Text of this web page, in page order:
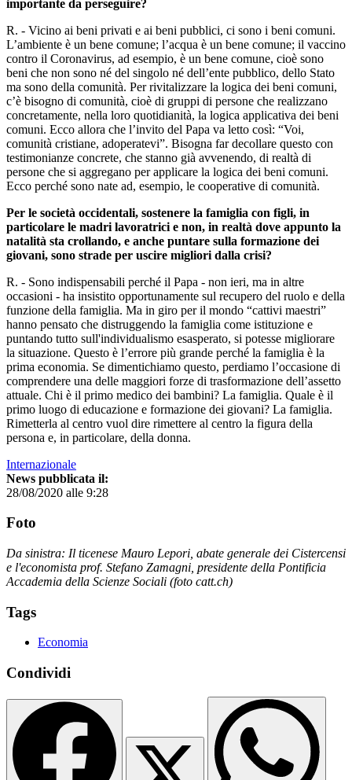
importante da perseguire?
R. - Vicino ai beni privati e ai beni pubblici, ci sono i beni comuni.
L’ambiente è un bene comune; l’acqua è un bene comune; il vaccino
contro il Coronavirus, ad esempio, è un bene comune, cioè sono
beni che non sono né del singolo né dell’ente pubblico, dello Stato
ma sono della comunità. Per rivitalizzare la logica dei beni comuni,
c’è bisogno di comunità, cioè di gruppi di persone che realizzano
concretamente, nella loro quotidianità, la logica applicativa dei beni
comuni. Ecco allora che l’invito del Papa va letto così: “Voi,
comunità cristiane, adoperatevi”. Bisogna far decollare questo con
testimonianze concrete, che stanno già avvenendo, di realtà di
persone che si aggregano per applicare la logica dei beni comuni.
Ecco perché sono nate ad, esempio, le cooperative di comunità.
Per le società occidentali, sostenere la famiglia con figli, in
particolare le madri lavoratrici e non, in realtà dove appunto la
natalità sta crollando, e anche puntare sulla formazione dei
giovani, sono strade per uscire migliori dalla crisi?
R. - Sono indispensabili perché il Papa - non ieri, ma in altre
occasioni - ha insistito opportunamente sul recupero del ruolo e della
funzione della famiglia. Ma in giro per il mondo “cattivi maestri”
hanno pensato che distruggendo la famiglia come istituzione e
puntando tutto sull'individualismo esasperato, si potesse migliorare
la situazione. Questo è l’errore più grande perché la famiglia è la
prima economia. Se dimentichiamo questo, perdiamo l’occasione di
comprendere una delle maggiori forze di trasformazione dell’assetto
attuale. Chi è il primo medico dei bambini? La famiglia. Quale è il
primo luogo di educazione e formazione dei giovani? La famiglia.
Rimetterla al centro vuol dire rimettere al centro la figura della
persona e, in particolare, della donna.
Internazionale
News pubblicata il:
28/08/2020 alle 9:28
Foto
Da sinistra: Il ticenese Mauro Lepori, abate generale dei Cistercensi
e l'economista prof. Stefano Zamagni, presidente della Pontificia
Accademia della Scienze Sociali (foto catt.ch)
Tags
Economia
Condividi